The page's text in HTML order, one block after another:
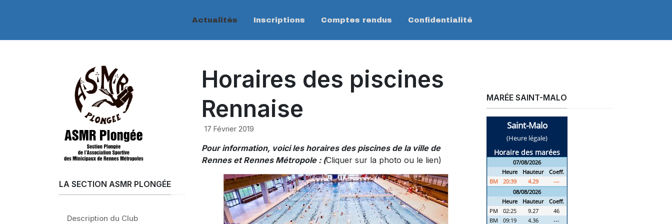
Actualités Inscriptions Comptes rendus Confidentialité
Horaires des piscines
Rennaise
17 Février 2019
Pour information, voici les horaires des piscines de la ville de
Rennes et Rennes Métropole : (Cliquer sur la photo ou le lien)
LA SECTION ASMR PLONGÉE
Description du Club
MARÉE SAINT-MALO